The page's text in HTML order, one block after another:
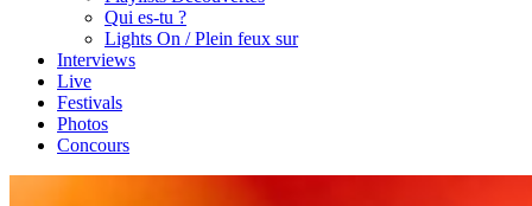
Qui es-tu ?
Lights On / Plein feux sur
Interviews
Live
Festivals
Photos
Concours